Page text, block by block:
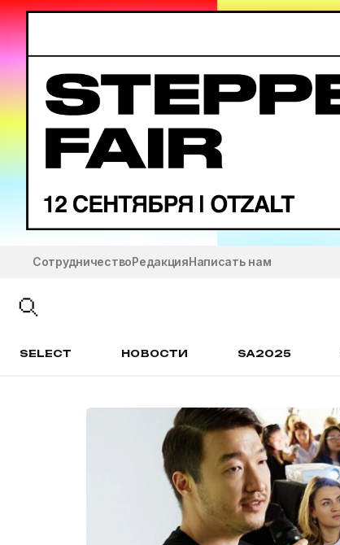
СотрудничествоРедакцияНаписать нам
SELECT НОВОСТИ SA2025